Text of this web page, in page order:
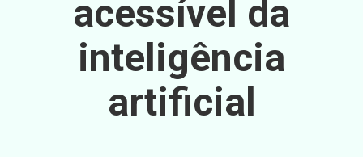
acessível da
inteligência
artificial